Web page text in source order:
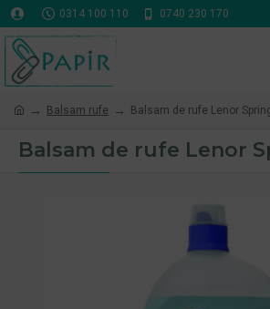
0314 100 110 0740 230 170
Balsam rufe Balsam de rufe Lenor
Balsam de rufe Lenor